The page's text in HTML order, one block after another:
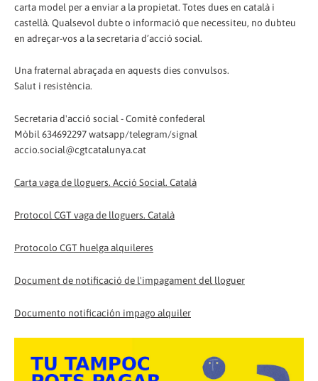
carta model per a enviar a la propietat. Totes dues en català i
castellà. Qualsevol dubte o informació que necessiteu, no dubteu
en adreçar-vos a la secretaria d’acció social.
Una fraternal abraçada en aquests dies convulsos.
Salut i resistència.
Secretaria d'acció social - Comitè confederal
Mòbil 634692297 watsapp/telegram/signal
accio.social@cgtcatalunya.cat
Carta vaga de lloguers. Acció Social. Català
Protocol CGT vaga de lloguers. Català
Protocolo CGT huelga alquileres
Document de notificació de l'impagament del lloguer
Documento notificación impago alquiler